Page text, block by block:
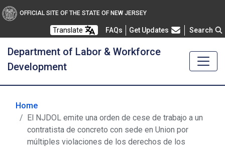
OFFICIAL SITE OF THE STATE OF NEW JERSEY
Translate FAQsFrequently Asked Questions
Get Updates Search
Department of Labor & Workforce
Development
Home
El NJDOL emite una orden de cese de trabajo a un
contratista de concreto con sede en Union por
múltiples violaciones de los derechos de los